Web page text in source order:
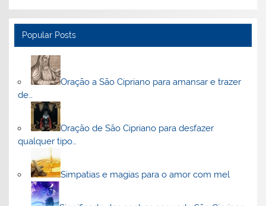
Popular Posts
Oração a São Cipriano para amansar e trazer
de…
Oração de São Cipriano para desfazer
qualquer tipo…
Simpatias e magias para o amor com mel